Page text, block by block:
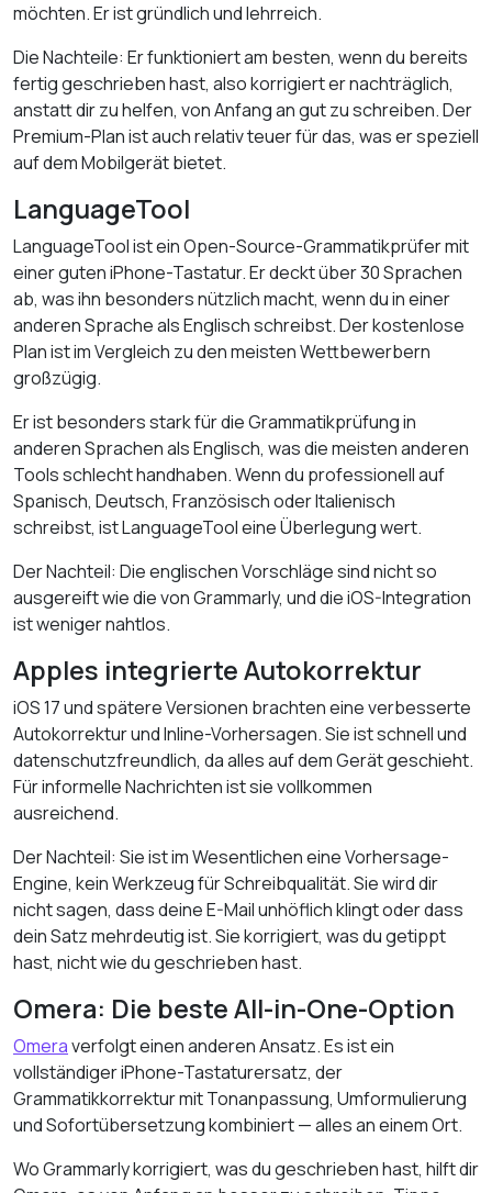
möchten. Er ist gründlich und lehrreich.
Die Nachteile: Er funktioniert am besten, wenn du bereits
fertig geschrieben hast, also korrigiert er nachträglich,
anstatt dir zu helfen, von Anfang an gut zu schreiben. Der
Premium-Plan ist auch relativ teuer für das, was er speziell
auf dem Mobilgerät bietet.
LanguageTool
LanguageTool ist ein Open-Source-Grammatikprüfer mit
einer guten iPhone-Tastatur. Er deckt über 30 Sprachen
ab, was ihn besonders nützlich macht, wenn du in einer
anderen Sprache als Englisch schreibst. Der kostenlose
Plan ist im Vergleich zu den meisten Wettbewerbern
großzügig.
Er ist besonders stark für die Grammatikprüfung in
anderen Sprachen als Englisch, was die meisten anderen
Tools schlecht handhaben. Wenn du professionell auf
Spanisch, Deutsch, Französisch oder Italienisch
schreibst, ist LanguageTool eine Überlegung wert.
Der Nachteil: Die englischen Vorschläge sind nicht so
ausgereift wie die von Grammarly, und die iOS-Integration
ist weniger nahtlos.
Apples integrierte Autokorrektur
iOS 17 und spätere Versionen brachten eine verbesserte
Autokorrektur und Inline-Vorhersagen. Sie ist schnell und
datenschutzfreundlich, da alles auf dem Gerät geschieht.
Für informelle Nachrichten ist sie vollkommen
ausreichend.
Der Nachteil: Sie ist im Wesentlichen eine Vorhersage-
Engine, kein Werkzeug für Schreibqualität. Sie wird dir
nicht sagen, dass deine E-Mail unhöflich klingt oder dass
dein Satz mehrdeutig ist. Sie korrigiert, was du getippt
hast, nicht wie du geschrieben hast.
Omera: Die beste All-in-One-Option
Omeraverfolgt einen anderen Ansatz. Es ist ein
vollständiger iPhone-Tastaturersatz, der
Grammatikkorrektur mit Tonanpassung, Umformulierung
und Sofortübersetzung kombiniert — alles an einem Ort.
Wo Grammarly korrigiert, was du geschrieben hast, hilft dir